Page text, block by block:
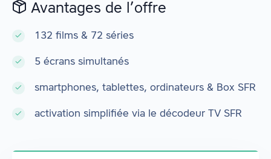
Avantages de l’offre
132 films & 72 séries
5 écrans simultanés
smartphones, tablettes, ordinateurs & Box SFR
activation simplifiée via le décodeur TV SFR